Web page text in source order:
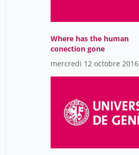
Where has the human
conection gone
mercredi 12 octobre 2016